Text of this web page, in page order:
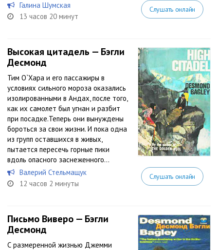
Галина Шумская
13 часов 20 минут
Слушать онлайн
Высокая цитадель — Бэгли
Десмонд
Тим О`Хара и его пассажиры в
условиях сильного мороза оказались
изолированными в Андах, после того,
как их самолет был угнан и разбит
при посадке.Теперь они вынуждены
бороться за свои жизни. И пока одна
из групп оставшихся в живых,
пытается пересечь горные пики
вдоль опасного заснеженного...
Валерий Стельмащук
12 часов 2 минуты
Слушать онлайн
Письмо Виверо — Бэгли
Десмонд
С размеренной жизнью Джемми